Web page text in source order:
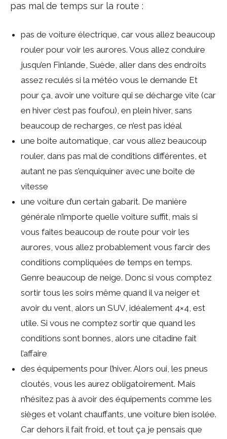
pas mal de temps sur la route :
pas de voiture électrique, car vous allez beaucoup
rouler pour voir les aurores. Vous allez conduire
jusqu’en Finlande, Suède, aller dans des endroits
assez reculés si la météo vous le demande Et
pour ça, avoir une voiture qui se décharge vite (car
en hiver c’est pas foufou), en plein hiver, sans
beaucoup de recharges, ce n’est pas idéal
une boite automatique, car vous allez beaucoup
rouler, dans pas mal de conditions différentes, et
autant ne pas s’enquiquiner avec une boite de
vitesse
une voiture d’un certain gabarit. De manière
générale n’importe quelle voiture suffit, mais si
vous faites beaucoup de route pour voir les
aurores, vous allez probablement vous farcir des
conditions compliquées de temps en temps.
Genre beaucoup de neige. Donc si vous comptez
sortir tous les soirs même quand il va neiger et
avoir du vent, alors un SUV, idéalement 4×4, est
utile. Si vous ne comptez sortir que quand les
conditions sont bonnes, alors une citadine fait
l’affaire
des équipements pour l’hiver. Alors oui, les pneus
cloutés, vous les aurez obligatoirement. Mais
n’hésitez pas à avoir des équipements comme les
sièges et volant chauffants, une voiture bien isolée.
Car dehors il fait froid, et tout ça je pensais que